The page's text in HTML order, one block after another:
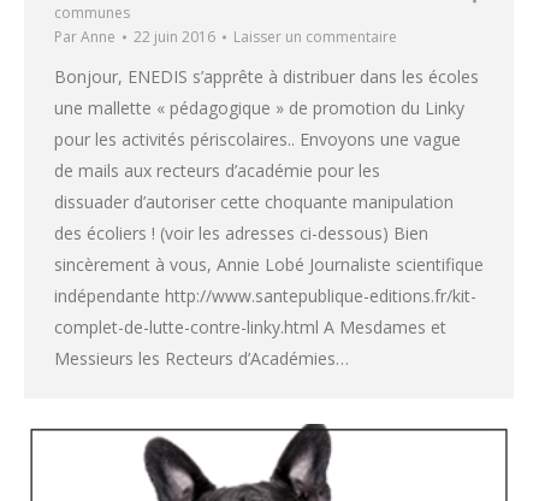
communes
ParAnne 22 juin 2016 Laisser un commentaire
Bonjour, ENEDIS s’apprête à distribuer dans les écoles
une mallette « pédagogique » de promotion du Linky
pour les activités périscolaires.. Envoyons une vague
de mails aux recteurs d’académie pour les
dissuader d’autoriser cette choquante manipulation
des écoliers ! (voir les adresses ci-dessous) Bien
sincèrement à vous, Annie Lobé Journaliste scientifique
indépendante http://www.santepublique-editions.fr/kit-
complet-de-lutte-contre-linky.html A Mesdames et
Messieurs les Recteurs d’Académies…